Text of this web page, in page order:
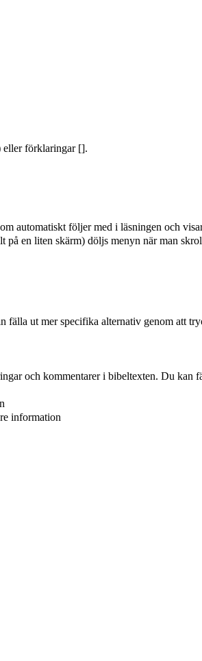
eller förklaringar [].
automatiskt följer med i läsningen och
på en liten skärm) döljs menyn när man
ut mer specifika alternativ genom att
och kommentarer i bibeltexten. Du kan
information